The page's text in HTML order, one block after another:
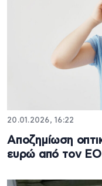
20.01.2026, 16:22
Αποζημίωση
ευρώ από τον